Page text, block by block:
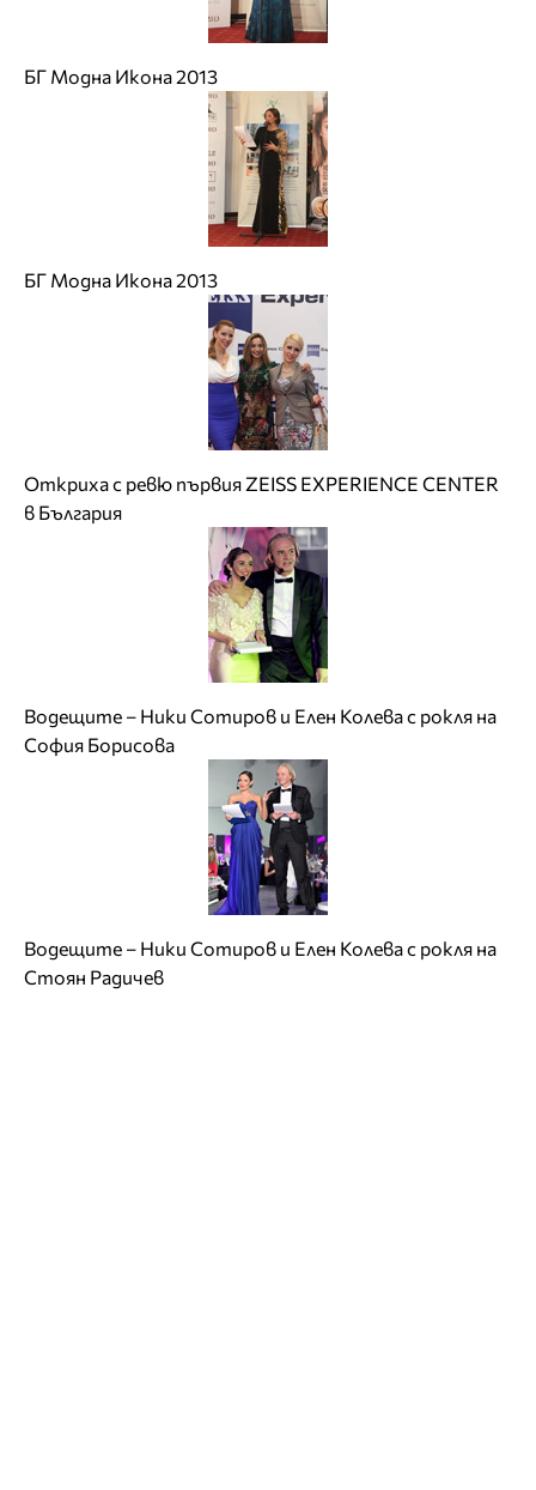
БГ Модна Икона 2013
БГ Модна Икона 2013
Откриха с ревю първия ZEISS EXPERIENCE CENTER
в България
Водещите – Ники Сотиров и Елен Колева с рокля на
София Борисова
Водещите – Ники Сотиров и Елен Колева с рокля на
Стоян Радичев